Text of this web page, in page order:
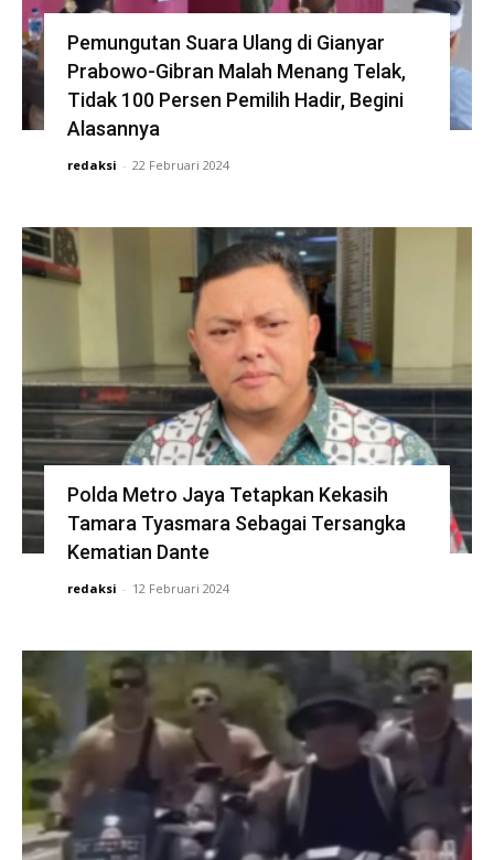
Pemungutan Suara Ulang di Gianyar
Prabowo-Gibran Malah Menang Telak,
Tidak 100 Persen Pemilih Hadir, Begini
Alasannya
redaksi - 22 Februari 2024
Polda Metro Jaya Tetapkan Kekasih
Tamara Tyasmara Sebagai Tersangka
Kematian Dante
redaksi - 12 Februari 2024